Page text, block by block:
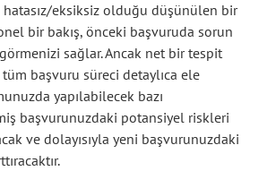
hatasız/eksiksiz olduğu düşünülen bir
bir bakış, önceki başvuruda sorun
sağlar. Ancak net bir tespit
başvuru süreci detaylıca ele
yapılabilecek bazı
başvurunuzdaki potansiyel riskleri
ve dolayısıyla yeni başvurunuzdaki